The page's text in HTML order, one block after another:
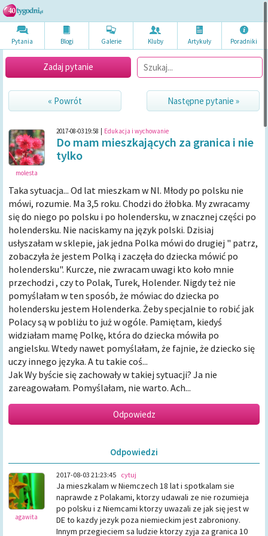
Pytania Blogi Galerie Kluby Artykuły Poradniki
Zadaj pytanie
« Powrót Następne pytanie »
molesta
2017-08-03 19:58 Edukacja i wychowanie
Do mam mieszkających za granica i nie
tylko
Taka sytuacja... Od lat mieszkam w Nl. Młody po polsku nie
mówi, rozumie. Ma 3,5 roku. Chodzi do żłobka. My zwracamy
się do niego po polsku i po holendersku, w znacznej części po
holendersku. Nie naciskamy na język polski. Dzisiaj
usłyszałam w sklepie, jak jedna Polka mówi do drugiej " patrz,
zobaczyła że jestem Polką i zaczęła do dziecka mówić po
holendersku". Kurcze, nie zwracam uwagi kto koło mnie
przechodzi , czy to Polak, Turek, Holender. Nigdy też nie
pomyślałam w ten sposób, że mówiac do dziecka po
holendersku jestem Holenderka. Żeby specjalnie to robić jak
Polacy są w pobliżu to już w ogóle. Pamiętam, kiedyś
widziałam mamę Polkę, która do dziecka mówiła po
angielsku. Wtedy nawet pomyślałam, że fajnie, że dziecko się
uczy innego języka. A tu takie coś...
Jak Wy byście się zachowały w takiej sytuacji? Ja nie
zareagowałam. Pomyślałam, nie warto. Ach...
Odpowiedzi
agawita
2017-08-03 21:23:45 cytuj
Ja mieszkalam w Niemczech 18 lat i spotkalam sie
naprawde z Polakami, ktorzy udawali ze nie rozumieja
po polsku i z Niemcami ktorzy uwazali ze jak się jest w
DE to kazdy jezyk poza niemieckim jest zabroniony.
Innym przegieciem sa ludzie ktorzy zyja za granica 10